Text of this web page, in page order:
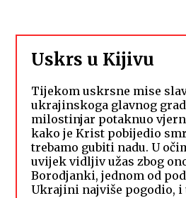
Uskrs u Kijivu
Tijekom uskrsne mise
ukrajinskoga glavnog
milostinjar potaknuo
kako je Krist pobijedio
trebamo gubiti nadu. U
uvijek vidljiv užas zbog
Borodjanki, jednom od
Ukrajini najviše pogodio, i